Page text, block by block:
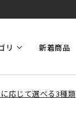
リ 新着商品
応じて選べる3種類